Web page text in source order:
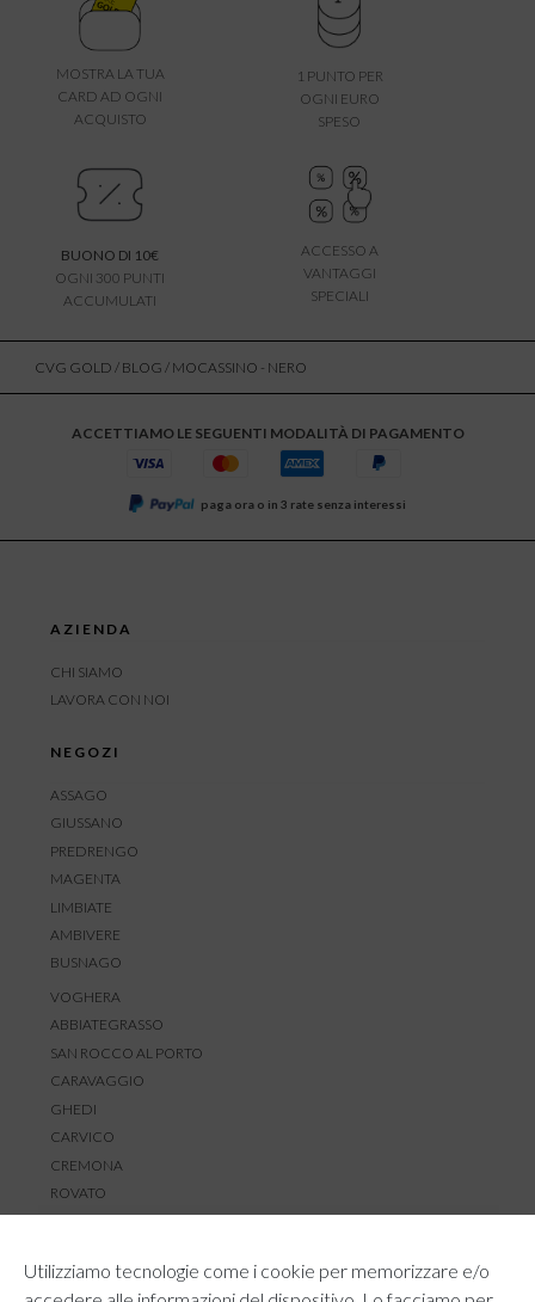
Utilizziamo tecnologie come i cookie per memorizzare e/o
MOSTRA LA TUA
CARD AD OGNI
ACQUISTO
1 PUNTO PER
OGNI EURO
SPESO
BUONO DI 10€
OGNI 300 PUNTI
ACCUMULATI
ACCESSO A
VANTAGGI
SPECIALI
CVG GOLD / BLOG / MOCASSINO - NERO
ACCETTIAMO LE SEGUENTI MODALITÀ DI PAGAMENTO
paga ora o in 3 rate senza interessi
AZIENDA
CHI SIAMO
LAVORA CON NOI
NEGOZI
ASSAGO
GIUSSANO
PREDRENGO
MAGENTA
LIMBIATE
AMBIVERE
BUSNAGO
VOGHERA
ABBIATEGRASSO
SAN ROCCO AL PORTO
CARAVAGGIO
GHEDI
CARVICO
CREMONA
ROVATO
TEMPI E COSTI DI SPEDIZIONE